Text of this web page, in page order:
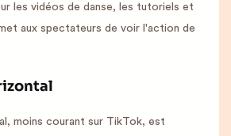
les vidéos de danse, les tutoriels et
aux spectateurs de voir l'action de
moins courant sur TikTok, est